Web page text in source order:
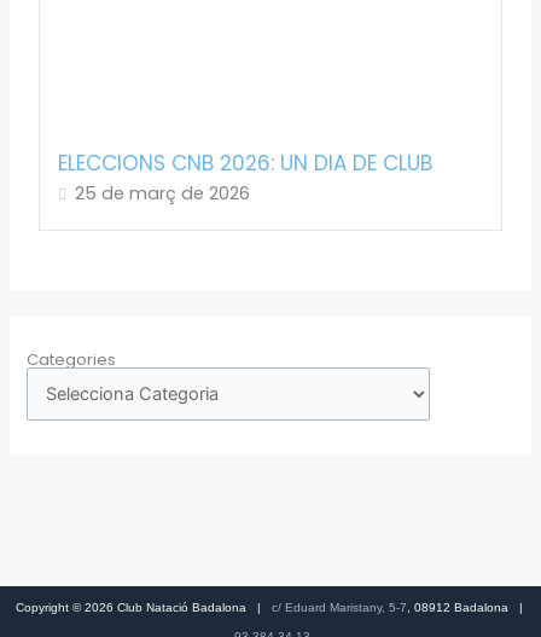
ELECCIONS CNB 2026: UN DIA DE CLUB
25 de març de 2026
Categories
Copyright © 2026 Club Natació Badalona | c/ Eduard Maristany, 5-7 , 08912 Badalona |